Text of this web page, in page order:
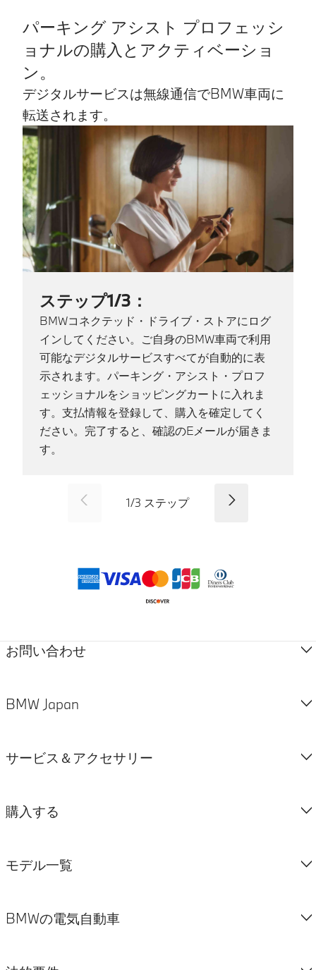
パーキング アシスト プロフェッシ
ョナルの購入とアクティベーショ
ン。
デジタルサービスは無線通信でBMW車両に
転送されます。
ステップ1/3：
BMWコネクテッド・ドライブ・ストアにログ
インしてください。ご自身のBMW車両で利用
可能なデジタルサービスすべてが自動的に表
示されます。パーキング・アシスト・プロフ
ェッショナルをショッピングカートに入れま
す。支払情報を登録して、購入を確定してく
ださい。完了すると、確認のEメールが届きま
す。
1/3 ステップ
お支払方法